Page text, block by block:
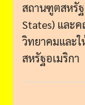
สถานฑูตสหรัฐ
States) และค
วิทยาคมและ
สหรัฐอเมริกา